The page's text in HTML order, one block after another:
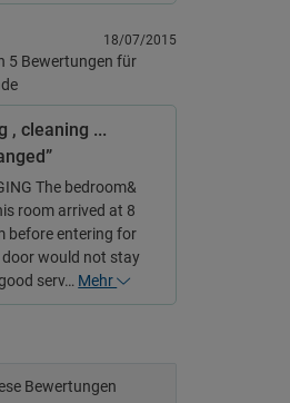
18/07/2015
, cleaning ...
The bedroom&
room arrived at 8
before entering for
door would not stay
serv… Mehr
Bewertungen